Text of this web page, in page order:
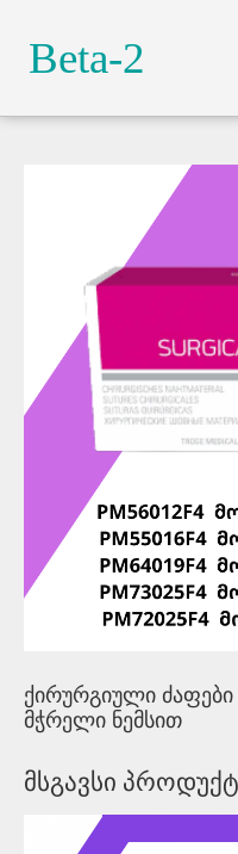
Beta-2
adipiscing
ქირურგიული
მჭრელი ნემსით
მსგავსი